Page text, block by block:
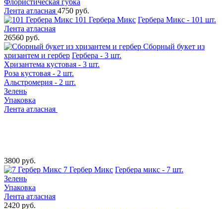
Лента атласная 4750 руб.
101 Гербера Микс Гербера Микс - 101 шт.
Лента атласная
26560 руб.
Сборный букет из
хризантем и гербер Гербера - 3 шт.
Хризантема кустовая - 3 шт.
Роза кустовая - 2 шт.
Альстромерия - 2 шт.
Зелень
Упаковка
Лента атласная
3800 руб.
7 Гербер Микс Гербера микс - 7 шт.
Зелень
Упаковка
Лента атласная
2420 руб.